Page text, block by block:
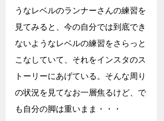
うなレベルのランナーさんの練習を
見てみると、今の自分では到底でき
ないようなレベルの練習をさらっと
こなしていて、それをインスタのス
トーリーにあげている。そんな周り
の状況を見てなお一層焦るけど、で
も自分の脚は重いまま・・・